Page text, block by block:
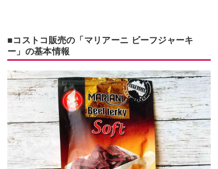
■コストコ販売の「マリアーニ ビーフジャーキ
ー」の基本情報